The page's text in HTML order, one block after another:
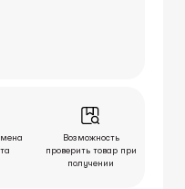
Возможность
проверить товар при
получении